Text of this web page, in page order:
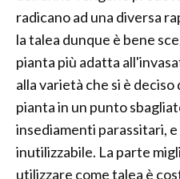
radicano ad una diversa
la talea dunque è bene
pianta più adatta
alla varietà che si è
pianta in un punto
insediamenti parassitari,
inutilizzabile. La parte
utilizzare come talea è